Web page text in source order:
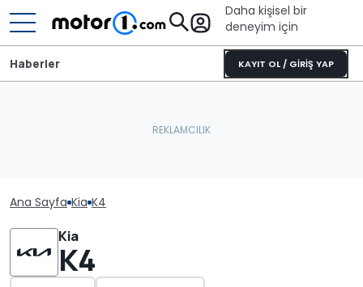
Daha kişisel bir
deneyim için
KAYIT OL / GİRİŞ YAP
Haberler
Ana Sayfa Kia K4
Kia
K4